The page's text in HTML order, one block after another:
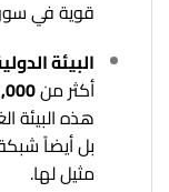
قوية في
البيئة
أكثر من7,000 طالب
هذه البيئة
بل أيضاً
مثيل لها.